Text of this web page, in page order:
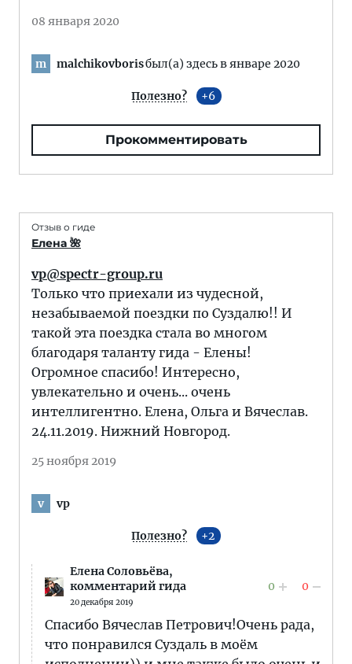
08 января 2020
m malchikovborisбыл(а) здесь в январе 2020
Полезно? 6
Прокомментировать
Отзыв о гиде
Елена 🌺
vp@spectr-group.ru
Только что приехали из чудесной,
незабываемой поездки по Суздалю!! И
такой эта поездка стала во многом
благодаря таланту гида - Елены!
Огромное спасибо! Интересно,
увлекательно и очень... очень
интеллигентно. Елена, Ольга и Вячеслав.
24.11.2019. Нижний Новгород.
25 ноября 2019
v vp
Полезно? 2
Елена Соловьёва,
комментарий гида
20 декабря 2019
0 0
Спасибо Вячеслав Петрович!Очень рада,
что понравился Суздаль в моём